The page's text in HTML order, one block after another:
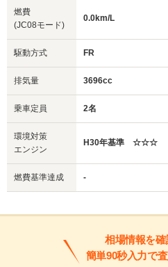
燃費
(JC08モード)
0.0km/L
駆動方式 FR
排気量 3696cc
乗車定員 2名
環境対策
エンジン
H30年基準 ☆☆☆
燃費基準達成 -
相場情報を確
簡単90秒入力で査